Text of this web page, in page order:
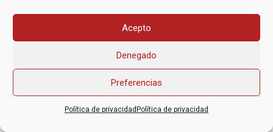
Acepto
Denegado
Preferencias
Política de privacidad Política de privacidad